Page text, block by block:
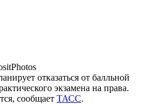
отказаться от балльной
экзамена на права.
сообщает ТАСС.